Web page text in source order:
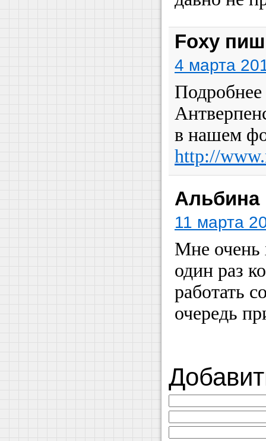
Foxy
4 марта
Подробнее
в нашем
http://
Альбина
11 марта
Мне очень
один раз
работать
очередь